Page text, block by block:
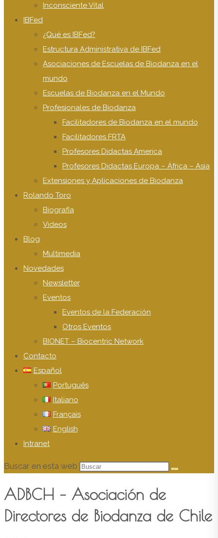
Inconsciente Vital
IBFed
¿Qué es IBFed?
Estructura Administrativa de IBFed
Asociaciones de Escuelas de Biodanza en el
mundo
Escuelas de Biodanza en el Mundo
Profesionales de Biodanza
Facilitadores de Biodanza en el mundo
Facilitadores FRTA
Profesores Didactas America
Profesores Didactas Europa – África – Asia
Extensiones y Aplicaciones de Biodanza
Rolando Toro
Biografía
Videos
Blog
Multimedia
Novedades
Newsletter
Eventos
Eventos de la Federación
Otros Eventos
BIONET – Biocentric Network
Contacto
Español
Português
Italiano
Français
English
Intranet
Buscar en esta web
ADBCH – Asociación de
Directores de Biodanza de Chile